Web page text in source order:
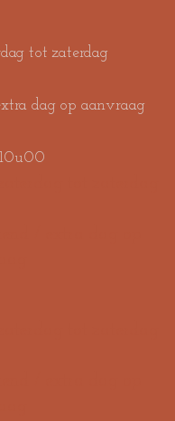
tot zaterdag
dag op aanvraag​​​​